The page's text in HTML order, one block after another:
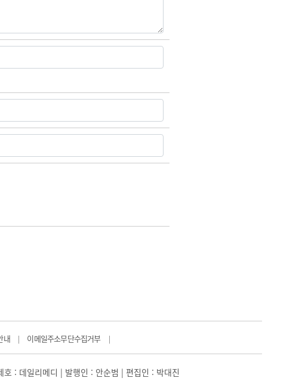
내 | 이메일주소무단수집거부 |
: 데일리메디 | 발행인 : 안순범 | 편집인 : 박대진